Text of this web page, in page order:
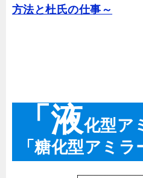
方法と杜氏の仕事～
「液化型ア
「糖化型アミラ